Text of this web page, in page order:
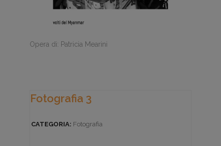
Opera di: Patricia Mearini
Fotografia 3
CATEGORIA: Fotografia